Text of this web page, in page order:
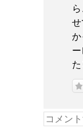
せ
か
た